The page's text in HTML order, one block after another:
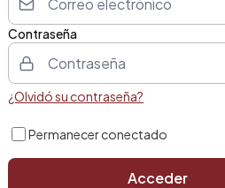
Contraseña
¿Olvidó su contraseña?
Permanecer conectado
Acceder